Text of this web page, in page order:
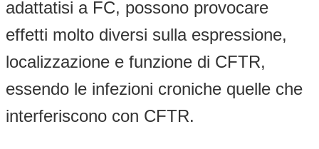
adattatisi a FC, possono provocare
effetti molto diversi sulla espressione,
localizzazione e funzione di CFTR,
essendo le infezioni croniche quelle che
interferiscono con CFTR.